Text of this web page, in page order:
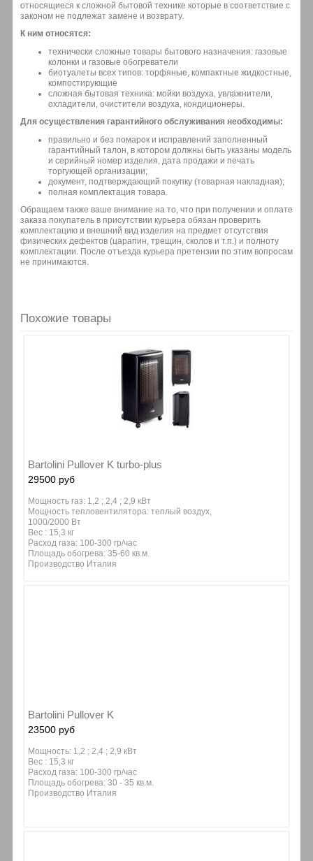
относящиеся к сложной бытовой технике которые в соответствие с
законом не подлежат замене и возврату.
К ним относятся:
технически сложные товары бытового назначения: газовые
колонки и газовые обогреватели
биотуалеты всех типов: торфяные, компактные жидкостные,
компостирующие
сложная бытовая техника: мойки воздуха, увлажнители,
охладители, очистители воздуха, кондиционеры.
Для осуществления гарантийного обслуживания необходимы:
правильно и без помарок и исправлений заполненный
гарантийный талон, в котором должны быть указаны модель
и серийный номер изделия, дата продажи и печать
торгующей организации;
документ, подтверждающий покупку (товарная накладная);
полная комплектация товара.
Обращаем также ваше внимание на то, что при получении и оплате
заказа покупатель в присутствии курьера обязан проверить
комплектацию и внешний вид изделия на предмет отсутствия
физических дефектов (царапин, трещин, сколов и т.п.) и полноту
комплектации. После отъезда курьера претензии по этим вопросам
не принимаются.
Похожие товары
Bartolini Pullover K turbo-plus
29500 руб
Мощность газ: 1,2 ; 2,4 ; 2,9 кВт
Мощность тепловентилятора: теплый воздух,
1000/2000 Вт
Вес : 15,3 кг
Расход газа: 100-300 гр/час
Площадь обогрева: 35-60 кв.м.
Производство Италия
Bartolini Pullover K
23500 руб
Мощность: 1,2 ; 2,4 ; 2,9 кВт
Вес : 15,3 кг
Расход газа: 100-300 гр/час
Площадь обогрева: 30 - 35 кв.м.
Производство Италия